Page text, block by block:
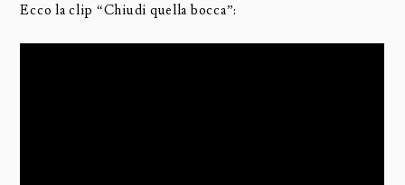
Ecco la clip “Chiudi quella bocca”: